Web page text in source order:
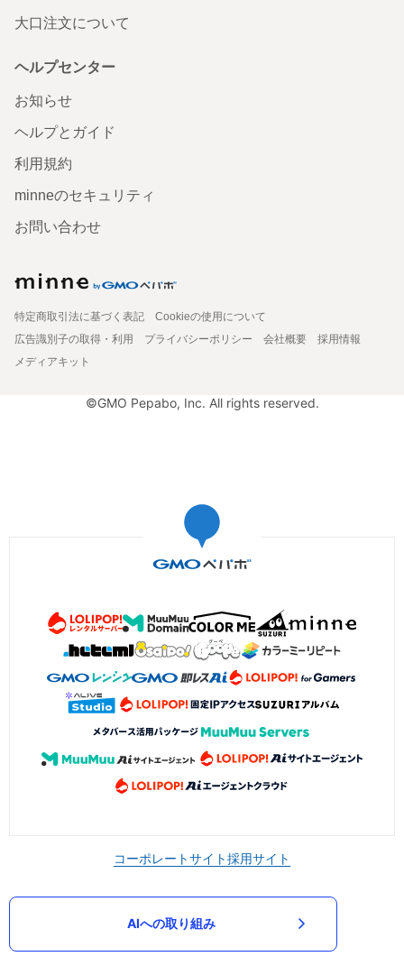
大口注文について
ヘルプセンター
お知らせ
ヘルプとガイド
利用規約
minneのセキュリティ
お問い合わせ
特定商取引法に基づく表記
Cookieの使用について
広告識別子の取得・利用
プライバシーポリシー 会社概要
採用情報
メディアキット
©GMO Pepabo, Inc. All rights reserved.
コーポレートサイト採用サイト
AIへの取り組み